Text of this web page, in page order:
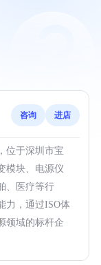
咨询 进店
位于深圳市宝
模块、电源仪
、医疗等行
力，通过ISO体
领域的标杆企